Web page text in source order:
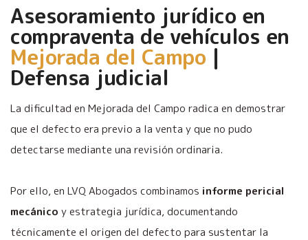
Asesoramiento jurídico en
compraventa de vehículos en
Mejorada del Campo |
Defensa judicial
La dificultad en Mejorada del Campo radica en demostrar
que el defecto era previo a la venta y que no pudo
detectarse mediante una revisión ordinaria.
Por ello, en LVQ Abogados combinamos informe pericial
mecánico y estrategia jurídica, documentando
técnicamente el origen del defecto para sustentar la